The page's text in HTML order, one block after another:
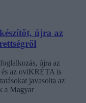
újra az
újra az
és az oviKRÉTA is
javasolta az
a Magyar